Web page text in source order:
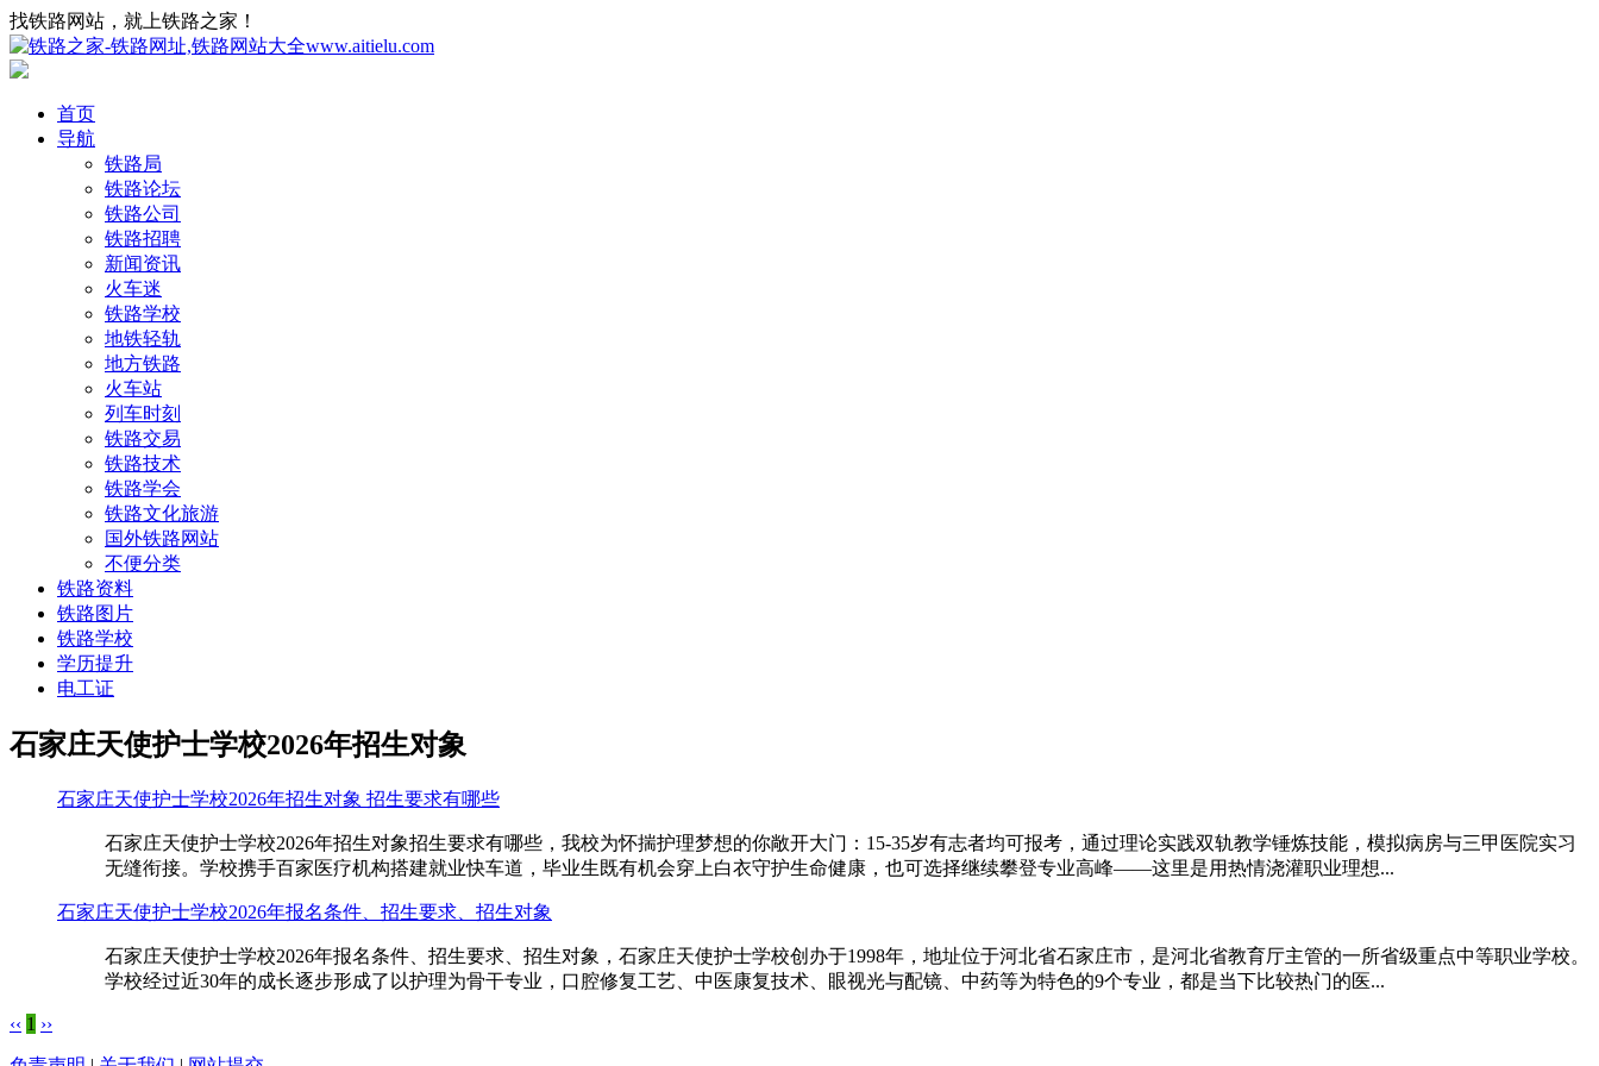
找铁路网站，就上铁路之家！
首页
导航
铁路局
铁路论坛
铁路公司
铁路招聘
新闻资讯
火车迷
铁路学校
地铁轻轨
地方铁路
火车站
列车时刻
铁路交易
铁路技术
铁路学会
铁路文化旅游
国外铁路网站
不便分类
铁路资料
铁路图片
铁路学校
学历提升
电工证
石家庄天使护士学校2026年招生对象
石家庄天使护士学校2026年招生对象 招生要求有哪些
石家庄天使护士学校2026年招生对象招生要求有哪些，我校为怀揣护理梦想的你敞开大门：15-35岁有志者均可报考，通过理论实践双轨教学锤炼技能，模拟病房与三甲医院实习
无缝衔接。学校携手百家医疗机构搭建就业快车道，毕业生既有机会穿上白衣守护生命健康，也可选择继续攀登专业高峰——这里是用热情浇灌职业理想...
石家庄天使护士学校2026年报名条件、招生要求、招生对象
石家庄天使护士学校2026年报名条件、招生要求、招生对象，石家庄天使护士学校创办于1998年，地址位于河北省石家庄市，是河北省教育厅主管的一所省级重点中等职业学校。
学校经过近30年的成长逐步形成了以护理为骨干专业，口腔修复工艺、中医康复技术、眼视光与配镜、中药等为特色的9个专业，都是当下比较热门的医...
‹‹ 1 ››